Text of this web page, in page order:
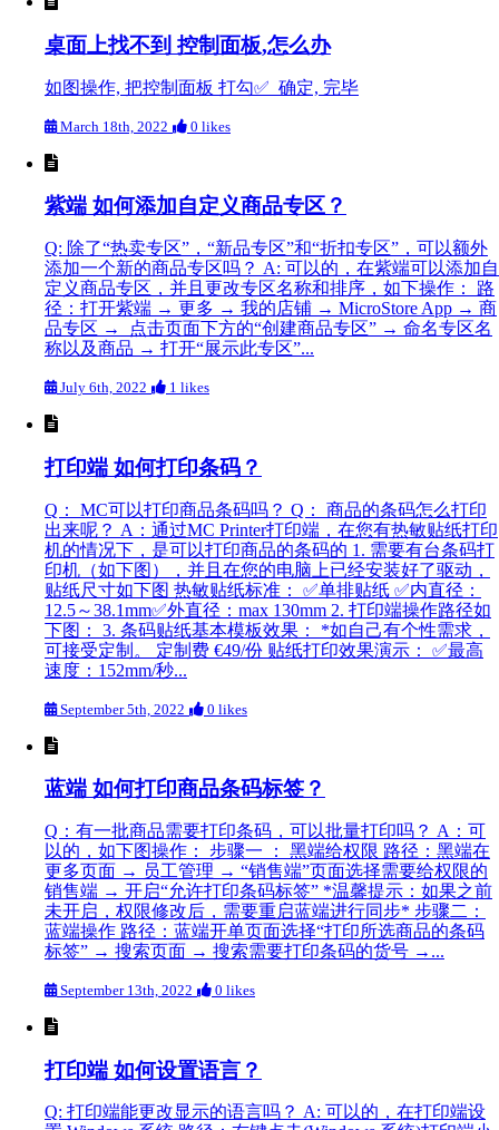
桌面上找不到 控制面板,怎么办
如图操作, 把控制面板 打勾✅ 确定, 完毕
March 18th, 2022 0 likes
紫端 如何添加自定义商品专区？
Q: 除了“热卖专区”，“新品专区”和“折扣专区”，可以额外
添加一个新的商品专区吗？ A: 可以的，在紫端可以添加自
定义商品专区，并且更改专区名称和排序，如下操作： 路
径：打开紫端 → 更多 → 我的店铺 → MicroStore App → 商
品专区 → 点击页面下方的“创建商品专区” → 命名专区名
称以及商品 → 打开“展示此专区”...
July 6th, 2022 1 likes
打印端 如何打印条码？
Q： MC可以打印商品条码吗？ Q： 商品的条码怎么打印
出来呢？ A：通过MC Printer打印端，在您有热敏贴纸打印
机的情况下，是可以打印商品的条码的 1. 需要有台条码打
印机（如下图），并且在您的电脑上已经安装好了驱动，
贴纸尺寸如下图 热敏贴纸标准： ✅单排贴纸 ✅内直径：
12.5～38.1mm✅外直径：max 130mm 2. 打印端操作路径如
下图： 3. 条码贴纸基本模板效果： *如自己有个性需求，
可接受定制。 定制费 €49/份 贴纸打印效果演示： ✅最高
速度：152mm/秒...
September 5th, 2022 0 likes
蓝端 如何打印商品条码标签？
Q：有一批商品需要打印条码，可以批量打印吗？ A：可
以的，如下图操作： 步骤一 ： 黑端给权限 路径：黑端在
更多页面 → 员工管理 → “销售端”页面选择需要给权限的
销售端 → 开启“允许打印条码标签” *温馨提示：如果之前
未开启，权限修改后，需要重启蓝端进行同步* 步骤二：
蓝端操作 路径：蓝端开单页面选择“打印所选商品的条码
标签” → 搜索页面 → 搜索需要打印条码的货号 →...
September 13th, 2022 0 likes
打印端 如何设置语言？
Q: 打印端能更改显示的语言吗？ A: 可以的，在打印端设